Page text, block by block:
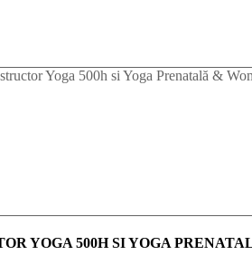
YOGA 500H SI YOGA